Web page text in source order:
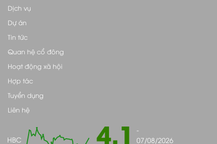
Dịch vụ
Dự án
Tin tức
Quan hệ cổ đông
Hoạt động xã hội
Hợp tác
Tuyển dụng
Liên hệ
HBC 4.1
-
07/08/2026